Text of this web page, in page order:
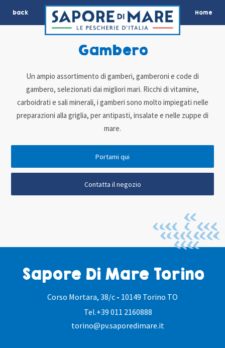
back Home
Sapore Di Mare Torino
Corso Mortara, 38/c - 10149 Torino TO
Tel.+39 011 2160888
torino@pv.saporedimare.it
Gambero
Un ampio assortimento di gamberi, gamberoni e code di
gambero, selezionati dai migliori mari. Ricchi di vitamine,
carboidrati e sali minerali, i gamberi sono molto impiegati nelle
preparazioni alla griglia, per antipasti, insalate e nelle zuppe di
mare.
Portami qui
Contatta il negozio